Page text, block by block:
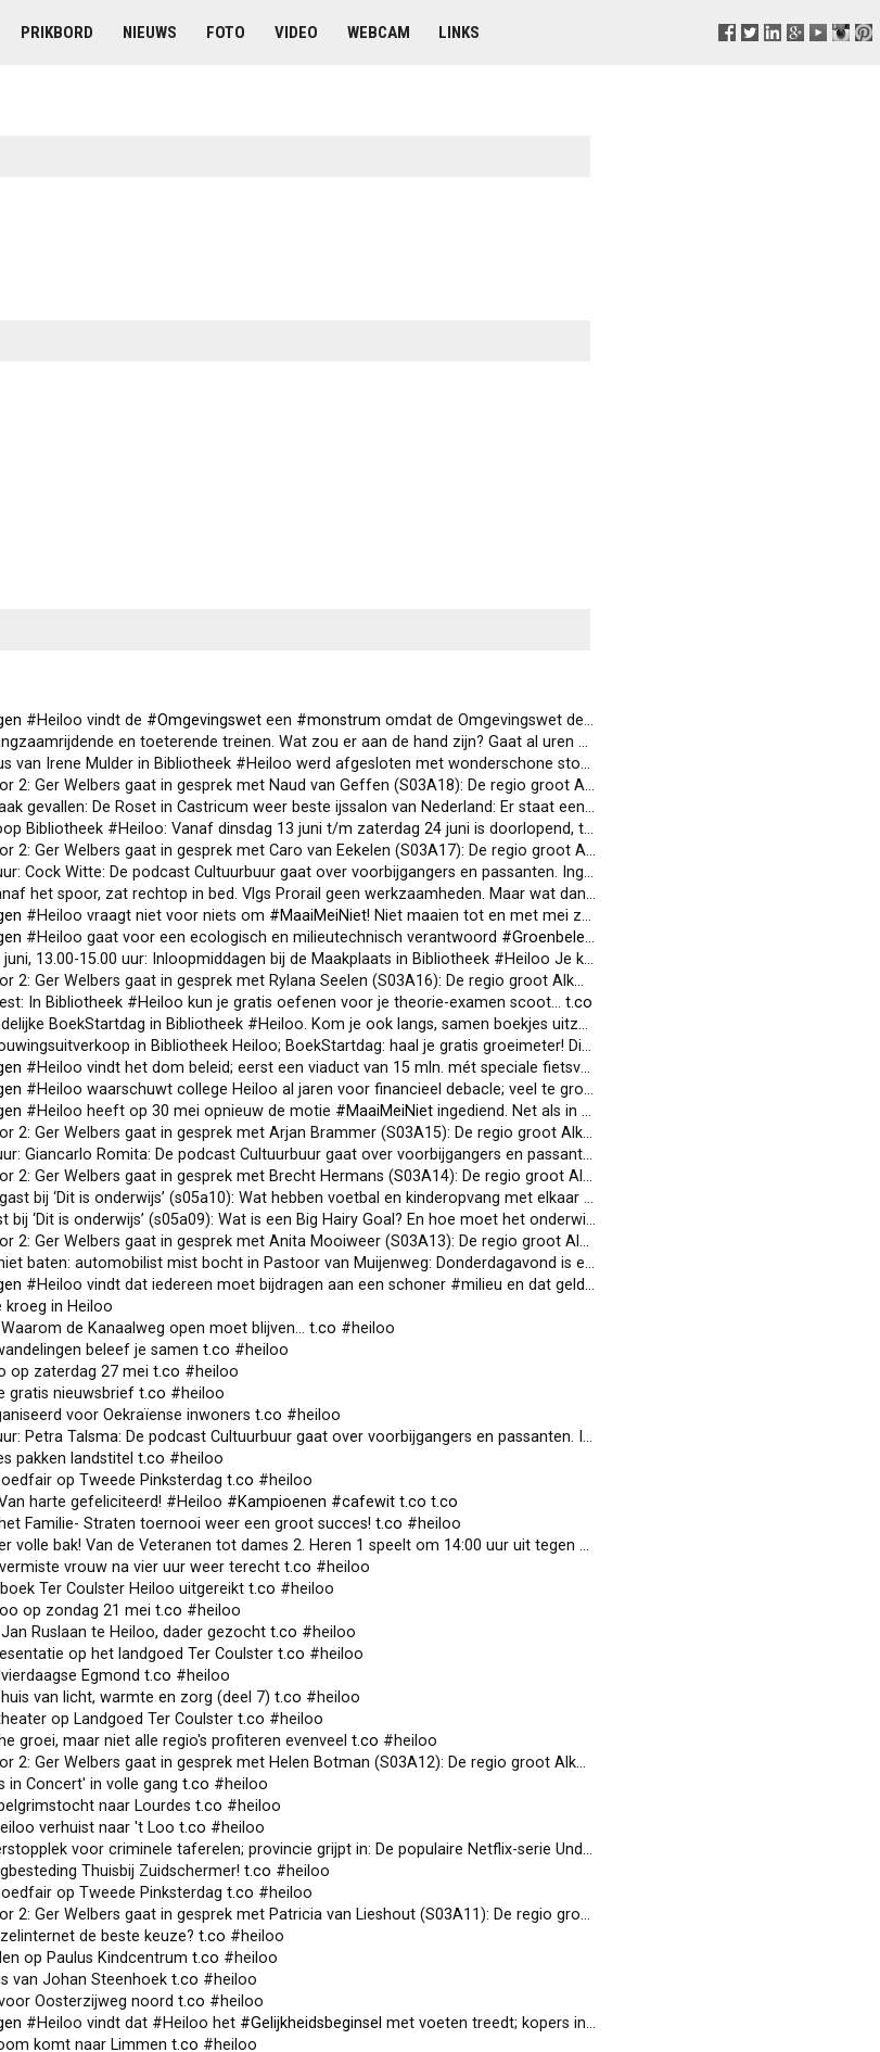
PRIKBORD NIEUWS FOTO VIDEO WEBCAM LINKS
#Heiloo vindt de #Omgevingswet een #monstrum omdat de Omgevingswet de gemeente op bepaalde punten…
en toeterende treinen. Wat zou er aan de hand zijn? Gaat al uren zo #ns
Irene Mulder in Bibliotheek #Heiloo werd afgesloten met wonderschone stoepkrijttekeningen.…
Ger Welbers gaat in gesprek met Naud van Geffen (S03A18): De regio groot Alkmaar zit vol met…
De Roset in Castricum weer beste ijssalon van Nederland: Er staat een zonovergoten we…
#Heiloo: Vanaf dinsdag 13 juni t/m zaterdag 24 juni is doorlopend, tijdens de openin…
Ger Welbers gaat in gesprek met Caro van Eekelen (S03A17): De regio groot Alkmaar zit vol me…
Witte: De podcast Cultuurbuur gaat over voorbijgangers en passanten. Ingrid Koens gaat we…
spoor, zat rechtop in bed. Vlgs Prorail geen werkzaamheden. Maar wat dan wel?#ProRail #ns #herrie #heiloo
#Heiloo vraagt niet voor niets om #MaaiMeiNiet! Niet maaien tot en met mei zou uitgangspunt…
#Heiloo gaat voor een ecologisch en milieutechnisch verantwoord #Groenbeleidsplan
13.00-15.00 uur: Inloopmiddagen bij de Maakplaats in Bibliotheek #Heiloo Je kiest zelf je…
Welbers gaat in gesprek met Rylana Seelen (S03A16): De regio groot Alkmaar zit vol met o…
In Bibliotheek #Heiloo kun je gratis oefenen voor je theorie-examen scoot… t.co
BoekStartdag in Bibliotheek #Heiloo. Kom je ook langs, samen boekjes uitzoeken? Al onze…
in Bibliotheek Heiloo; BoekStartdag: haal je gratis groeimeter! Digitaal aanbod:…
#Heiloo vindt het dom beleid; eerst een viaduct van 15 mln. mét speciale fietsverbinding over Ven…
#Heiloo waarschuwt college Heiloo al jaren voor financieel debacle; veel te grote projecten (…
#Heiloo heeft op 30 mei opnieuw de motie #MaaiMeiNiet ingediend. Net als in 2021 wordt verwezen n…
Ger Welbers gaat in gesprek met Arjan Brammer (S03A15): De regio groot Alkmaar zit vol met o…
Romita: De podcast Cultuurbuur gaat over voorbijgangers en passanten. Ingrid Koens g…
Ger Welbers gaat in gesprek met Brecht Hermans (S03A14): De regio groot Alkmaar zit vol met…
bij ‘Dit is onderwijs’ (s05a10): Wat hebben voetbal en kinderopvang met elkaar gemeen? Robin…
‘Dit is onderwijs’ (s05a09): Wat is een Big Hairy Goal? En hoe moet het onderwijs inspringen…
Ger Welbers gaat in gesprek met Anita Mooiweer (S03A13): De regio groot Alkmaar zit vol met…
automobilist mist bocht in Pastoor van Muijenweg: Donderdagavond is een oudere automobil…
#Heiloo vindt dat iedereen moet bijdragen aan een schoner #milieu en dat geldt ook voor de…
kroeg in Heiloo
de Kanaalweg open moet blijven… t.co #heiloo
beleef je samen t.co #heiloo
op zaterdag 27 mei t.co #heiloo
gratis nieuwsbrief t.co #heiloo
voor Oekraïense inwoners t.co #heiloo
Talsma: De podcast Cultuurbuur gaat over voorbijgangers en passanten. Ingrid Koens gaat…
pakken landstitel t.co #heiloo
op Tweede Pinksterdag t.co #heiloo
harte gefeliciteerd! #Heiloo #Kampioenen #cafewit t.co t.co
Familie- Straten toernooi weer een groot succes! t.co #heiloo
bak! Van de Veteranen tot dames 2. Heren 1 speelt om 14:00 uur uit tegen @viosw1927…
vrouw na vier uur weer terecht t.co #heiloo
Ter Coulster Heiloo uitgereikt t.co #heiloo
op zondag 21 mei t.co #heiloo
Ruslaan te Heiloo, dader gezocht t.co #heiloo
op het landgoed Ter Coulster t.co #heiloo
Egmond t.co #heiloo
van licht, warmte en zorg (deel 7) t.co #heiloo
op Landgoed Ter Coulster t.co #heiloo
groei, maar niet alle regio's profiteren evenveel t.co #heiloo
Welbers gaat in gesprek met Helen Botman (S03A12): De regio groot Alkmaar zit vol met on…
in Concert' in volle gang t.co #heiloo
naar Lourdes t.co #heiloo
verhuist naar 't Loo t.co #heiloo
voor criminele taferelen; provincie grijpt in: De populaire Netflix-serie Undercover, me…
Thuisbij Zuidschermer! t.co #heiloo
op Tweede Pinksterdag t.co #heiloo
Ger Welbers gaat in gesprek met Patricia van Lieshout (S03A11): De regio groot Alkmaar zit v…
de beste keuze? t.co #heiloo
op Paulus Kindcentrum t.co #heiloo
van Johan Steenhoek t.co #heiloo
Oosterzijweg noord t.co #heiloo
#Heiloo vindt dat #Heiloo het #Gelijkheidsbeginsel met voeten treedt; kopers in #Zandzoom
komt naar Limmen t.co #heiloo